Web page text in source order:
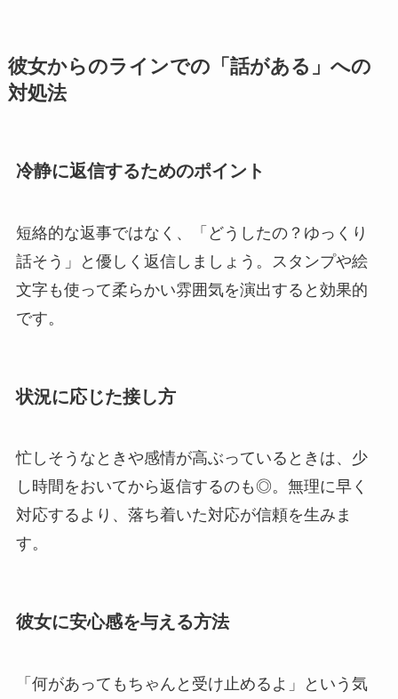
彼女からのラインでの「話がある」への
対処法
冷静に返信するためのポイント
短絡的な返事ではなく、「どうしたの？ゆっくり
話そう」と優しく返信しましょう。スタンプや絵
文字も使って柔らかい雰囲気を演出すると効果的
です。
状況に応じた接し方
忙しそうなときや感情が高ぶっているときは、少
し時間をおいてから返信するのも◎。無理に早く
対応するより、落ち着いた対応が信頼を生みま
す。
彼女に安心感を与える方法
「何があってもちゃんと受け止めるよ」という気